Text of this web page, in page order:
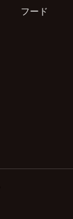
フード